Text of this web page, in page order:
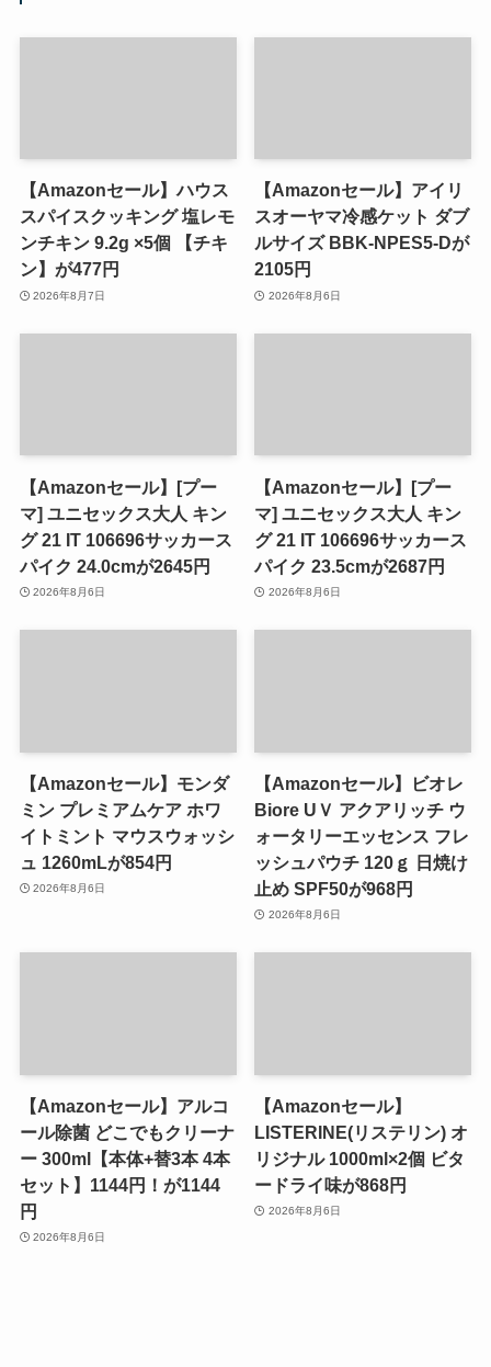
【Amazonセール】ハウス
スパイスクッキング 塩レモ
ンチキン 9.2g ×5個 【チキ
ン】が477円
2026年8月7日
【Amazonセール】アイリ
スオーヤマ冷感ケット ダブ
ルサイズ BBK-NPES5-Dが
2105円
2026年8月6日
【Amazonセール】[プー
マ] ユニセックス大人 キン
グ 21 IT 106696サッカース
パイク 24.0cmが2645円
2026年8月6日
【Amazonセール】[プー
マ] ユニセックス大人 キン
グ 21 IT 106696サッカース
パイク 23.5cmが2687円
2026年8月6日
【Amazonセール】モンダ
ミン プレミアムケア ホワ
イトミント マウスウォッシ
ュ 1260mLが854円
2026年8月6日
【Amazonセール】ビオレ
Biore UＶ アクアリッチ ウ
ォータリーエッセンス フレ
ッシュパウチ 120ｇ 日焼け
止め SPF50が968円
2026年8月6日
【Amazonセール】アルコ
ール除菌 どこでもクリーナ
ー 300ml【本体+替3本 4本
セット】1144円！が1144
円
2026年8月6日
【Amazonセール】
LISTERINE(リステリン) オ
リジナル 1000ml×2個 ビタ
ードライ味が868円
2026年8月6日